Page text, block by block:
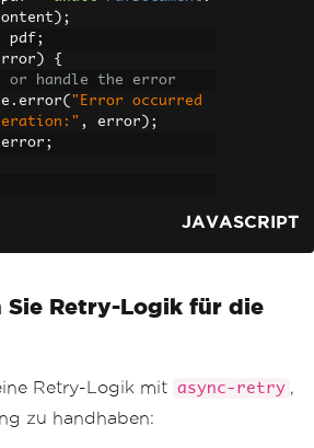
);
pdf ;
)
{
or handle the error
. error( "Error occurred
, error );
error ;
JAVASCRIPT
Sie Retry-Logik für die
Retry-Logik mit async-retry ,
zu handhaben: